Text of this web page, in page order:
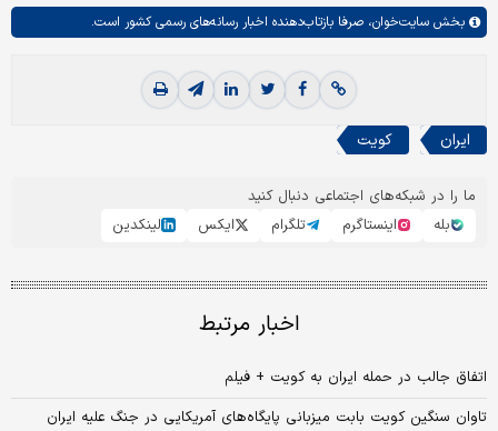
بخش سایت‌خوان، صرفا بازتاب‌دهنده اخبار رسانه‌های رسمی کشور است.
ایران کویت
ما را در شبکه‌های اجتماعی دنبال کنید
بله
اینستاگرم تلگرام ایکس لینکدین
اخبار مرتبط
اتفاق جالب در حمله ایران به کویت + فیلم
تاوان سنگین کویت بابت میزبانی پایگاه‌های آمریکایی در جنگ علیه ایران